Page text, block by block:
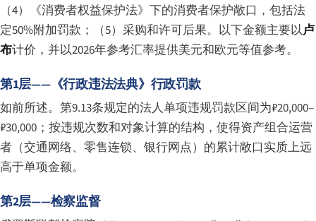
（4）《消费者权益保护法》下的消费者保护敞口，包括法
定50%附加罚款；（5）采购和许可后果。以下金额主要以卢
布计价，并以2026年参考汇率提供美元和欧元等值参考。
第1层——《行政违法法典》行政罚款
如前所述。第9.13条规定的法人单项违规罚款区间为₽20,000–
₽30,000；按违规次数和对象计算的结构，使得资产组合运营
者（交通网络、零售连锁、银行网点）的累计敞口实质上远
高于单项金额。
第2层——检察监督